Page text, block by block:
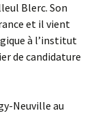
Blerc. Son
et il vient
à l’institut
de candidature
Neuville au